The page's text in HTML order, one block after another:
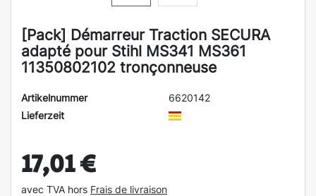
[Pack] Démarreur Traction SECURA
adapté pour Stihl MS341 MS361
11350802102 tronçonneuse
Artikelnummer
6620142
Lieferzeit
17,01 €
avec TVA hors Frais de livraison